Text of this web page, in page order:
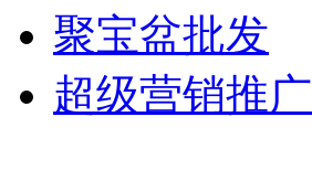
聚宝盆批发
超级营销推广